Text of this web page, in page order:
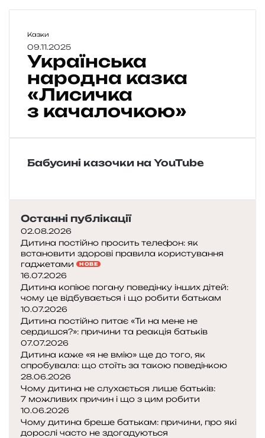
У
к
р
ї
н
с
н
н
а
к
а
з
а
«
Л
и
с
и
ч
к
а
з
к
Казки
09.11.2025
Українська
народна казка
«Лисичка
з качалочкою»
Бабусині казочки на YouTube
Останні публікації
02.08.2026
Дитина постійно просить телефон: як
встановити здорові правила користування
гаджетами
НОВЕ
16.07.2026
Дитина копіює погану поведінку інших дітей:
чому це відбувається і що робити батькам
10.07.2026
Дитина постійно питає «Ти на мене не
сердишся?»: причини та реакція батьків
07.07.2026
Дитина каже «я не вмію» ще до того, як
спробувала: що стоїть за такою поведінкою
28.06.2026
Чому дитина не слухається лише батьків:
7 можливих причин і що з цим робити
10.06.2026
Чому дитина бреше батькам: причини, про які
дорослі часто не здогадуються